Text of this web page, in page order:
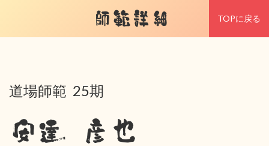
師範詳細 TOPに戻る
道場師範 25期
安達 彦也